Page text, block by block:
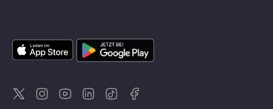
DayuseSingapur
DayuseZweden
DayuseThailand
DayuseNeuseeland
DayuseTürkei